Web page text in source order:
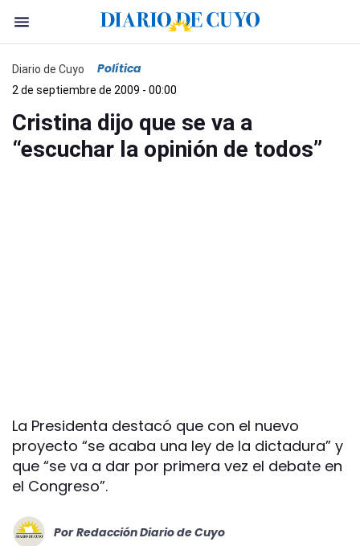
Diario de Cuyo Política
2 de septiembre de 2009 - 00:00
Cristina dijo que se va a
“escuchar la opinión de todos”
La Presidenta destacó que con el nuevo
proyecto “se acaba una ley de la dictadura” y
que “se va a dar por primera vez el debate en
el Congreso”.
Por Redacción Diario de Cuyo